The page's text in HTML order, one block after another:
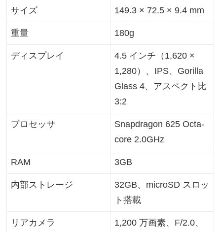
サイズ 149.3 × 72.5 × 9.4 mm
重量 180g
ディスプレイ
4.5 インチ（1,620 ×
1,280）、IPS、Gorilla
Glass 4、アスペクト比
3:2
プロセッサ
Snapdragon 625 Octa-
core 2.0GHz
RAM 3GB
内部ストレージ
32GB、microSD スロッ
ト搭載
リアカメラ
1,200 万画素、F/2.0、